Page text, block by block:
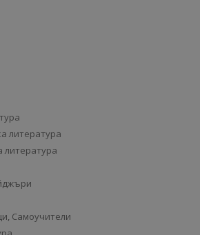
литература
литература
Самоучители